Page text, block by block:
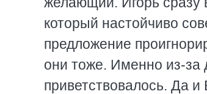
который настойчиво
предложение
они тоже. Именно из-за
приветствовалось. Да